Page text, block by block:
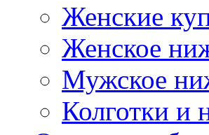
Женские
Женское
Мужское
Колготки и